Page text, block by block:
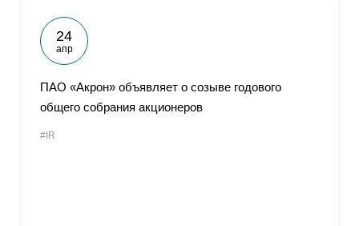
24
апр
ПАО «Акрон» объявляет о созыве годового
общего собрания акционеров
#IR